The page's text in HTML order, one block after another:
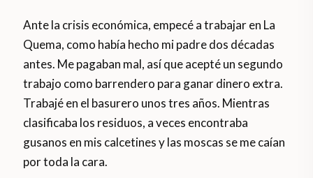
Ante la crisis económica, empecé a trabajar en La
Quema, como había hecho mi padre dos décadas
antes. Me pagaban mal, así que acepté un segundo
trabajo como barrendero para ganar dinero extra.
Trabajé en el basurero unos tres años. Mientras
clasificaba los residuos, a veces encontraba
gusanos en mis calcetines y las moscas se me caían
por toda la cara.